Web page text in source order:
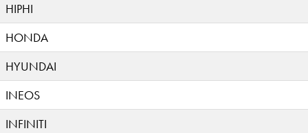
HIPHI
HONDA
HYUNDAI
INEOS
INFINITI